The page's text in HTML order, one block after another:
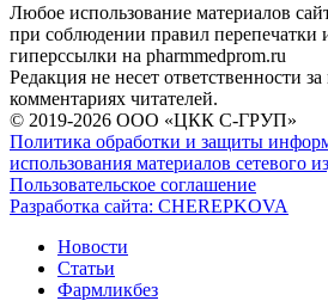
Любое использование материалов
при соблюдении правил перепечатки
гиперссылки на pharmmedprom.ru
Редакция не несет ответственности
комментариях читателей.
© 2019-2026 ООО «ЦКК С-ГРУП»
Политика обработки и защиты
использования материалов сетевого
Пользовательское соглашение
Разработка сайта: CHEREPKOVA
Новости
Статьи
Фармликбез